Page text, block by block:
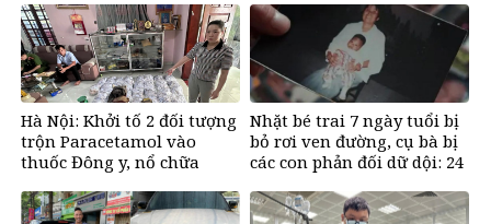
thế giới, giá gần 68 tỷ đồng
Hà Nội: Khởi tố 2 đối tượng
trộn Paracetamol vào
thuốc Đông y, nổ chữa
Nhặt bé trai 7 ngày tuổi bị
bỏ rơi ven đường, cụ bà bị
các con phản đối dữ dội: 24
động